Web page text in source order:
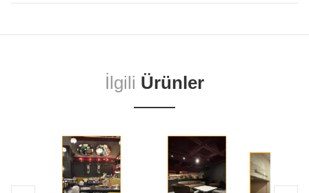
İlgili Ürünler